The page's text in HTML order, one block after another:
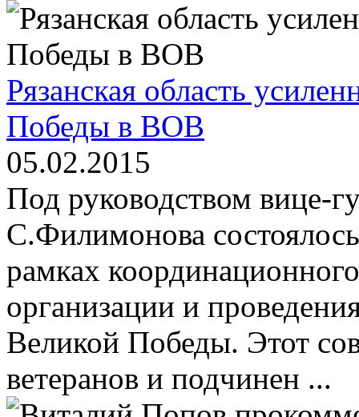
Рязанская область
Победы в ВОВ
05.02.2015
Под руководством вице-
С.Филимонова
рамках
организации и
Великой Победы. Этот
ветеранов и подчинен ...